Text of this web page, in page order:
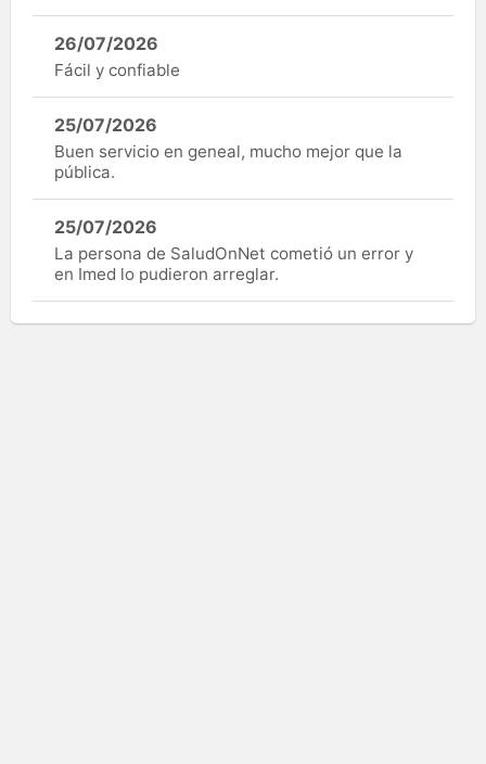
26/07/2026
Fácil y confiable
25/07/2026
Buen servicio en geneal, mucho mejor que la
pública.
25/07/2026
La persona de SaludOnNet cometió un error y
en Imed lo pudieron arreglar.